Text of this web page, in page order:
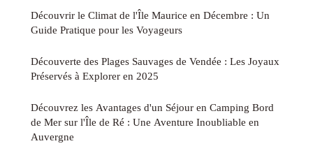
Découvrir le Climat de l'Île Maurice en Décembre : Un
Guide Pratique pour les Voyageurs
Découverte des Plages Sauvages de Vendée : Les Joyaux
Préservés à Explorer en 2025
Découvrez les Avantages d'un Séjour en Camping Bord
de Mer sur l'Île de Ré : Une Aventure Inoubliable en
Auvergne